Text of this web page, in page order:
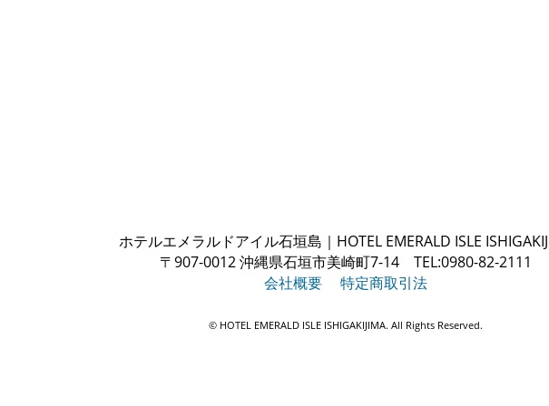
ホテルエメラルドアイル石垣島｜HOTEL EMERALD ISLE
〒907-0012 沖縄県石垣市美崎町7-14 TEL:0980-82-2111
会社概要
特定商取引法
© HOTEL EMERALD ISLE ISHIGAKIJIMA. All Rights Reserved.